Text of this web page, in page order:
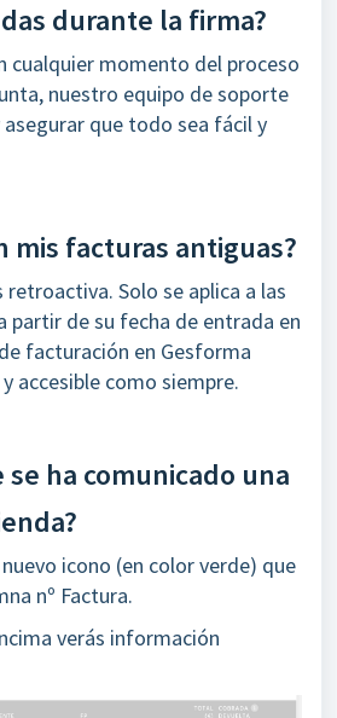
durante la firma?
cualquier momento del proceso
nuestro equipo de soporte
que todo sea fácil y
mis facturas antiguas?
Solo se aplica a las
partir de su fecha de entrada en
facturación en Gesforma
accesible como siempre.
se ha comunicado una
icono (en color verde) que
nº Factura.
verás información